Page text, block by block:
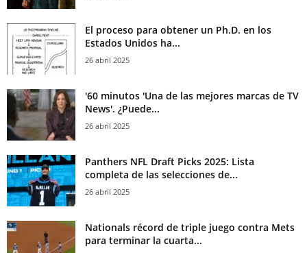
El proceso para obtener un Ph.D. en los
Estados Unidos ha...
26 abril 2025
'60 minutos 'Una de las mejores marcas de TV
News'. ¿Puede...
26 abril 2025
Panthers NFL Draft Picks 2025: Lista
completa de las selecciones de...
26 abril 2025
Nationals récord de triple juego contra Mets
para terminar la cuarta...